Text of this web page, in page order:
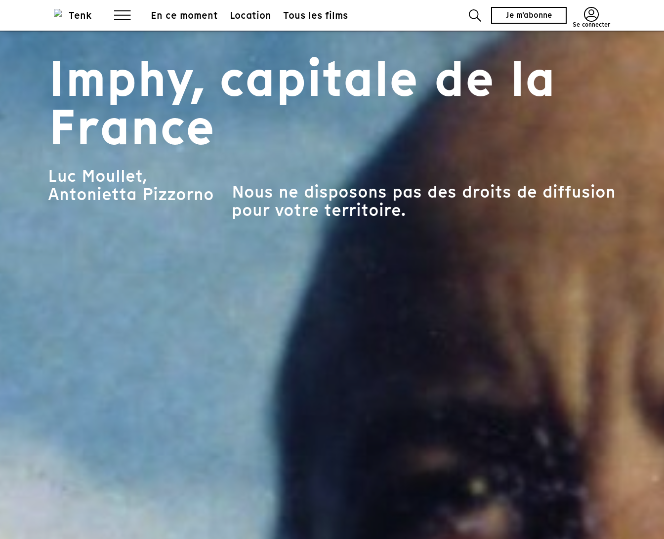
En ce moment Location Tous les films Je m'abonne
Se connecter
Imphy, capitale de la
France
Luc Moullet,
Antonietta Pizzorno Nous ne disposons pas des droits de diffusion
pour votre territoire.